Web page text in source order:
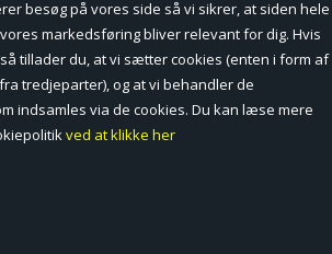
besøg på vores side så vi sikrer, at siden hele
markedsføring bliver relevant for dig. Hvis
tillader du, at vi sætter cookies (enten i form af
tredjeparter), og at vi behandler de
indsamles via de cookies. Du kan læse mere
ved at klikke her